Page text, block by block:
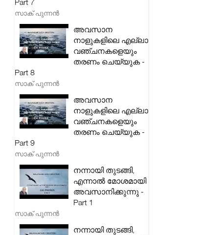
Part 7
സാക് പുന്നൻ
അവസാന
നാളുകളിലെ എല്ലാ
വഞ്ചനകളെയും
തരണം ചെയ്യുക -
Part 8
സാക് പുന്നൻ
അവസാന
നാളുകളിലെ എല്ലാ
വഞ്ചനകളെയും
തരണം ചെയ്യുക -
Part 9
സാക് പുന്നൻ
നന്നായി തുടങ്ങി,
എന്നാൽ മോശമായി
അവസാനിക്കുന്നു -
Part 1
സാക് പുന്നൻ
നന്നായി തുടങ്ങി,